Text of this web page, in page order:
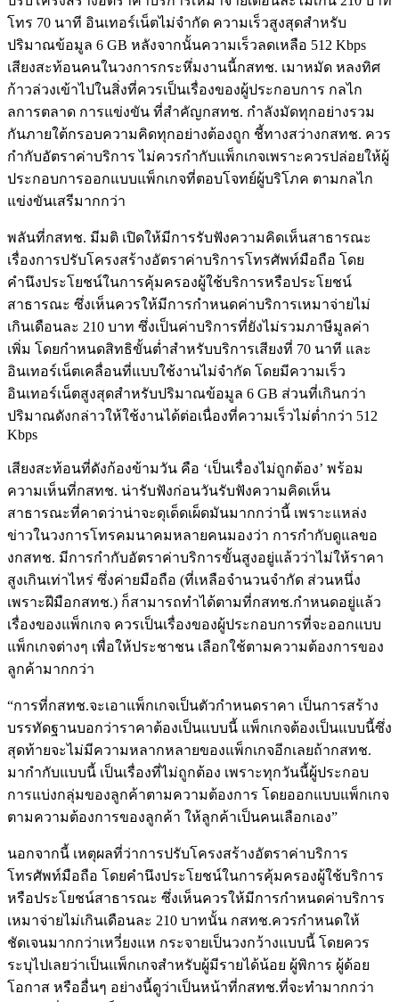
โทร 70 นาที อินเทอร์เน็ตไม่จำกัด ความเร็วสูงสุดสำหรับ
ปริมาณข้อมูล 6 GB หลังจากนั้นความเร็วลดเหลือ 512 Kbps
เสียงสะท้อนคนในวงการกระหึ่มงานนี้กสทช. เมาหมัด หลงทิศ
ก้าวล่วงเข้าไปในสิ่งที่ควรเป็นเรื่องของผู้ประกอบการ กลไก
ลการตลาด การแข่งขัน ที่สำคัญกสทช. กำลังมัดทุกอย่างรวม
กันภายใต้กรอบความคิดทุกอย่างต้องถูก ชี้ทางสว่างกสทช. ควร
กำกับอัตราค่าบริการ ไม่ควรกำกับแพ็กเกจเพราะควรปล่อยให้ผู้
ประกอบการออกแบบแพ็กเกจที่ตอบโจทย์ผู้บริโภค ตามกลไก
แข่งขันเสรีมากกว่า
พลันที่กสทช. มีมติ เปิดให้มีการรับฟังความคิดเห็นสาธารณะ
เรื่องการปรับโครงสร้างอัตราค่าบริการโทรศัพท์มือถือ โดย
คำนึงประโยชน์ในการคุ้มครองผู้ใช้บริการหรือประโยชน์
สาธารณะ ซึ่งเห็นควรให้มีการกำหนดค่าบริการเหมาจ่ายไม่
เกินเดือนละ 210 บาท ซึ่งเป็นค่าบริการที่ยังไม่รวมภาษีมูลค่า
เพิ่ม โดยกำหนดสิทธิขั้นต่ำสำหรับบริการเสียงที่ 70 นาที และ
อินเทอร์เน็ตเคลื่อนที่แบบใช้งานไม่จำกัด โดยมีความเร็ว
อินเทอร์เน็ตสูงสุดสำหรับปริมาณข้อมูล 6 GB ส่วนที่เกินกว่า
ปริมาณดังกล่าวให้ใช้งานได้ต่อเนื่องที่ความเร็วไม่ต่ำกว่า 512
Kbps
เสียงสะท้อนที่ดังก้องข้ามวัน คือ ‘เป็นเรื่องไม่ถูกต้อง’ พร้อม
ความเห็นที่กสทช. น่ารับฟังก่อนวันรับฟังความคิดเห็น
สาธารณะที่คาดว่าน่าจะดุเด็ดเผ็ดมันมากกว่านี้ เพราะแหล่ง
ข่าวในวงการโทรคมนาคมหลายคนมองว่า การกำกับดูแลขอ
งกสทช. มีการกำกับอัตราค่าบริการขั้นสูงอยู่แล้วว่าไม่ให้ราคา
สูงเกินเท่าไหร่ ซึ่งค่ายมือถือ (ที่เหลือจำนวนจำกัด ส่วนหนึ่ง
เพราะฝีมือกสทช.) ก็สามารถทำได้ตามที่กสทช.กำหนดอยู่แล้ว
เรื่องของแพ็กเกจ ควรเป็นเรื่องของผู้ประกอบการที่จะออกแบบ
แพ็กเกจต่างๆ เพื่อให้ประชาชน เลือกใช้ตามความต้องการของ
ลูกค้ามากกว่า
“การที่กสทช.จะเอาแพ็กเกจเป็นตัวกำหนดราคา เป็นการสร้าง
บรรทัดฐานบอกว่าราคาต้องเป็นแบบนี้ แพ็กเกจต้องเป็นแบบนี้ซึ่ง
สุดท้ายจะไม่มีความหลากหลายของแพ็กเกจอีกเลยถ้ากสทช.
มากำกับแบบนี้ เป็นเรื่องที่ไม่ถูกต้อง เพราะทุกวันนี้ผู้ประกอบ
การแบ่งกลุ่มของลูกค้าตามความต้องการ โดยออกแบบแพ็กเกจ
ตามความต้องการของลูกค้า ให้ลูกค้าเป็นคนเลือกเอง”
นอกจากนี้ เหตุผลที่ว่าการปรับโครงสร้างอัตราค่าบริการ
โทรศัพท์มือถือ โดยคำนึงประโยชน์ในการคุ้มครองผู้ใช้บริการ
หรือประโยชน์สาธารณะ ซึ่งเห็นควรให้มีการกำหนดค่าบริการ
เหมาจ่ายไม่เกินเดือนละ 210 บาทนั้น กสทช.ควรกำหนดให้
ชัดเจนมากกว่าเหวี่ยงแห กระจายเป็นวงกว้างแบบนี้ โดยควร
ระบุไปเลยว่าเป็นแพ็กเกจสำหรับผู้มีรายได้น้อย ผู้พิการ ผู้ด้อย
โอกาส หรืออื่นๆ อย่างนี้ดูว่าเป็นหน้าที่กสทช.ที่จะทำมากกว่า